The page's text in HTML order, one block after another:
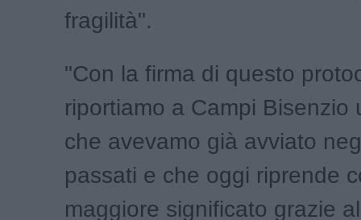
fragilità".
"Con la firma di questo
riportiamo a Campi Bisenzio
che avevamo già avviato
passati e che oggi riprende
maggiore significato grazie